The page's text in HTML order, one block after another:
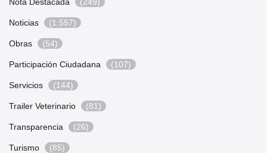
Noticias (1.557)
Obras (54)
Participación Ciudadana (107)
Servicios (144)
Trailer Veterinario (81)
Transparencia (26)
Turismo (85)